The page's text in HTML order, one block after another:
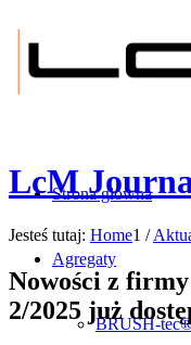
Strona główna
Agregaty
BRUSH-
LcM
Jesteś tutaj: Home1 /
Nowości z
2/2025 już